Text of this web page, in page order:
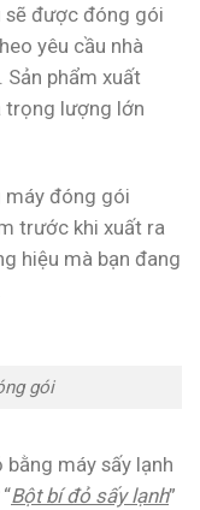
sẽ được đóng gói
yêu cầu nhà
phẩm xuất
trọng lượng lớn
máy đóng gói
trước khi xuất ra
hiệu mà bạn đang
gói
máy sấy lạnh
Bột bí đỏ sấy lạnh”